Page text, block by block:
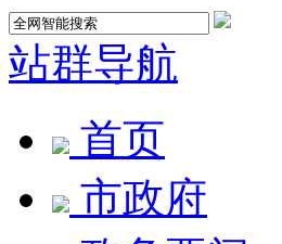
站群导航
首页
市政府